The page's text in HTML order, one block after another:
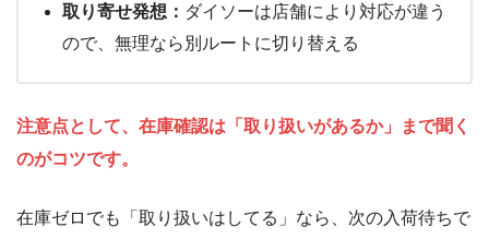
取り寄せ発想： ダイソーは店舗により対応が違う
ので、無理なら別ルートに切り替える
注意点として、在庫確認は「取り扱いがあるか」まで聞く
のがコツです。
在庫ゼロでも「取り扱いはしてる」なら、次の入荷待ちで